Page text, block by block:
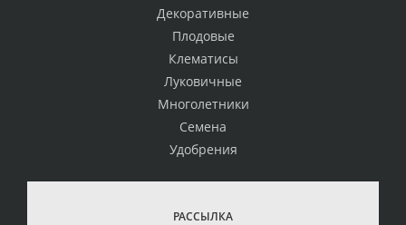
Декоративные
Плодовые
Клематисы
Луковичные
Многолетники
Семена
Удобрения
РАССЫЛКА